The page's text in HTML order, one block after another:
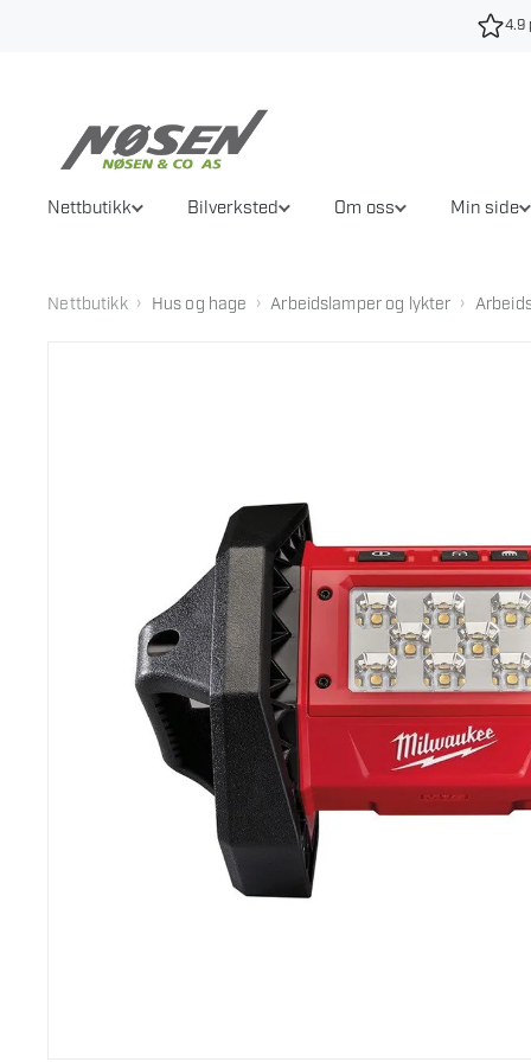
4.9
Nettbutikk Bilverksted Om oss Min side
Nettbutikk › Hus og hage › Arbeidslamper og lykter ›